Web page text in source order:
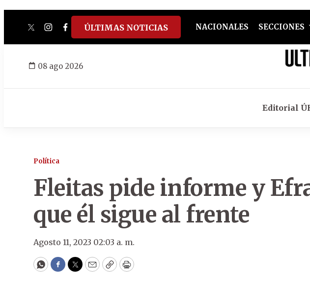
twitterinstagram
facebook
tiktokyoutube
spotify
ÚLTIMAS NOTICIAS NACIONALES SECCIONES
08 ago 2026
Editorial
Política
Fleitas pide informe y
que él sigue al frente
Agosto 11, 2023 02:03 a. m.
WhatsApp
Facebook
Twitter
EmailCopyPrint